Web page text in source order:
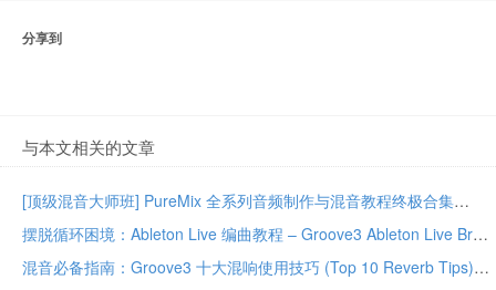
分享到
与本文相关的文章
[顶级混音大师班] PureMix 全系列音频制作与混音教程终极合集
摆脱循环困境：Ableton Live 编曲教程 – Groove3 Ableton Live Breaking Out Of The Loop
混音必备指南：Groove3 十大混响使用技巧 (Top 10 Reverb Tips)